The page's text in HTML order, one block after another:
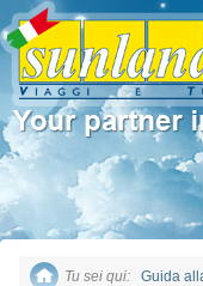
Tu sei qui: Guida